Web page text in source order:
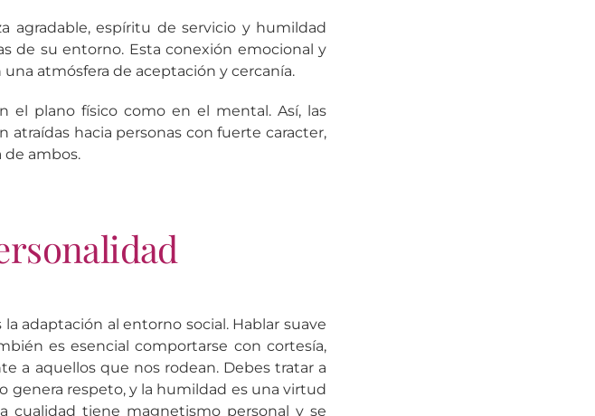
agradable, espíritu de servicio y humildad
de su entorno. Esta conexión emocional y
atmósfera de aceptación y cercanía.
el plano físico como en el mental. Así, las
hacia personas con fuerte caracter,
de ambos.
adaptación al entorno social. Hablar suave
es esencial comportarse con cortesía,
a aquellos que nos rodean. Debes tratar a
genera respeto, y la humildad es una virtud
cualidad tiene magnetismo personal y se